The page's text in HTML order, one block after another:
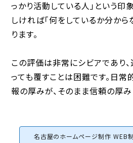
っかり活動している人」という印
しければ「何をしているか分から
ります。
この評価は非常にシビアであり
っても覆すことは困難です。日
報の厚みが、そのまま信頼の厚み
名古屋のホームページ制作 WEB